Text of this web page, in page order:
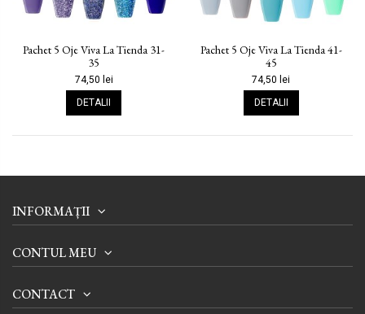
Pachet 5 Oje Viva La Tienda 31-
35
74,50 lei
DETALII
Pachet 5 Oje Viva La Tienda 41-
45
74,50 lei
DETALII
INFORMAȚII
CONTUL MEU
CONTACT